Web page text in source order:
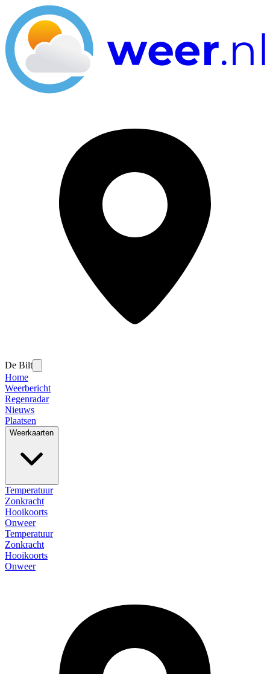
De Bilt
Home
Weerbericht
Regenradar
Nieuws
Plaatsen
Weerkaarten
Temperatuur
Zonkracht
Hooikoorts
Onweer
Temperatuur
Zonkracht
Hooikoorts
Onweer